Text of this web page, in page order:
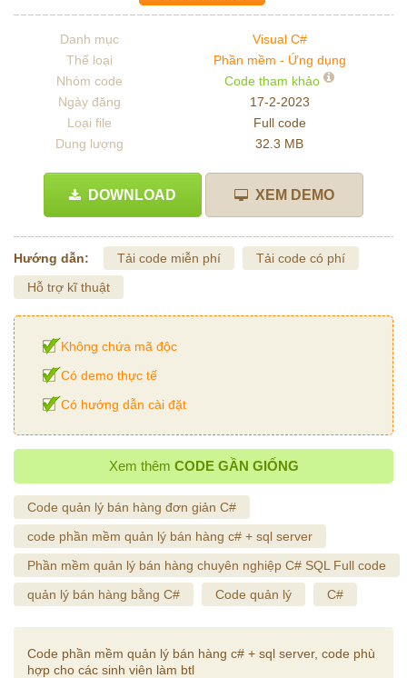
Danh mục
Visual C#
Thể loại
Phần mềm - Ứng dụng
Nhóm code
Code tham khảo
Ngày đăng
17-2-2023
Loại file
Full code
Dung lượng
32.3 MB
DOWNLOAD XEM DEMO
Hướng dẫn: Tải code miễn phí
Tải code có phí
Hỗ trợ kĩ thuật
Không chứa mã độc
Có demo thực tế
Có hướng dẫn cài đặt
Xem thêm CODE GẦN GIỐNG
Code quản lý bán hàng đơn giản C#
code phần mềm quản lý bán hàng c# + sql server
Phần mềm quản lý bán hàng chuyên nghiệp C# SQL Full code
quản lý bán hàng bằng C#
Code quản lý C#
Code phần mềm quản lý bán hàng c# + sql server, code phù
hợp cho các sinh viên làm btl